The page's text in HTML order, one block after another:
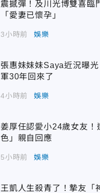
震撼彈！及川光博雙喜
「愛妻已懷孕」
3小時前 娛樂
張惠妹妹妹Saya近況曝
軍30年回來了
4小時前 娛樂
姜厚任認愛小24歲女友！
色」親自回應
5小時前 娛樂
王凱人生殺青了！摯友「